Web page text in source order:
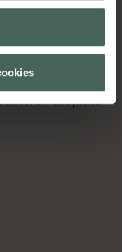
oss från Skåne i
och på
vårt uppdrag att
att prata